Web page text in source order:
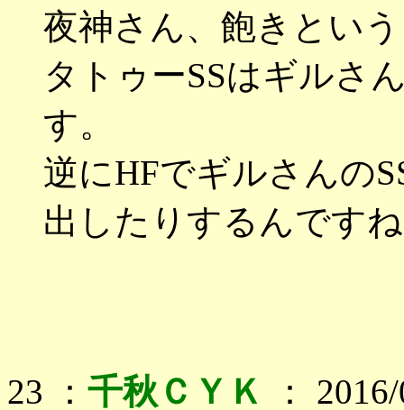
夜神さん、飽きとい
タトゥーSSはギルさ
す。
逆にHFでギルさんの
出したりするんです
23 ： 千秋ＣＹＫ
：